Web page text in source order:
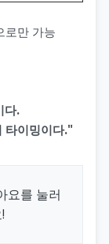
로만 가능
다.
타이밍이다."
요를 눌러